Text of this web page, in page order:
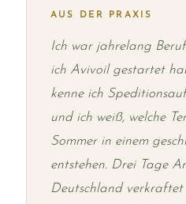
AUS DER PRAXIS
Ich war jahrelang
ich Avivoil gestartet
kenne ich
und ich weiß, welche
Sommer in einem
entstehen. Drei Tage
Deutschland verkraftet